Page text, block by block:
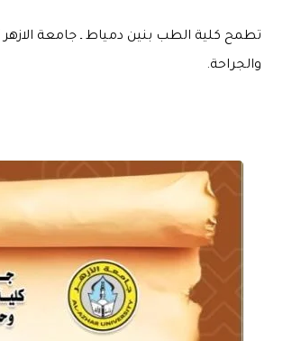
تطمح كلية الطب بنين دمياط ـ جامعة
والجراحة.